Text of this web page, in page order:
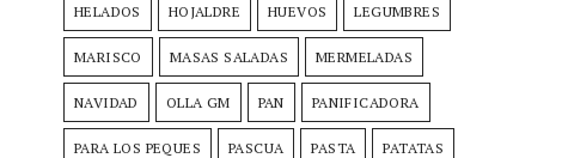
HELADOS HOJALDRE HUEVOS LEGUMBRES
MARISCO MASAS SALADAS MERMELADAS
NAVIDAD OLLA GM PAN PANIFICADORA
PARA LOS PEQUES PASCUA PASTA PATATAS